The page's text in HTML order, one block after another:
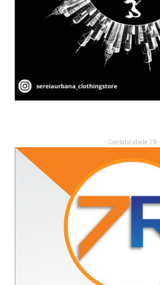
- Contabilidade 7R -